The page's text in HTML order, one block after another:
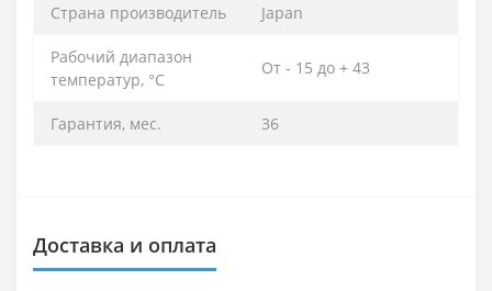
Страна производитель Japan
Рабочий диапазон
температур, °С
От - 15 до + 43
Гарантия, мес. 36
Доставка и оплата